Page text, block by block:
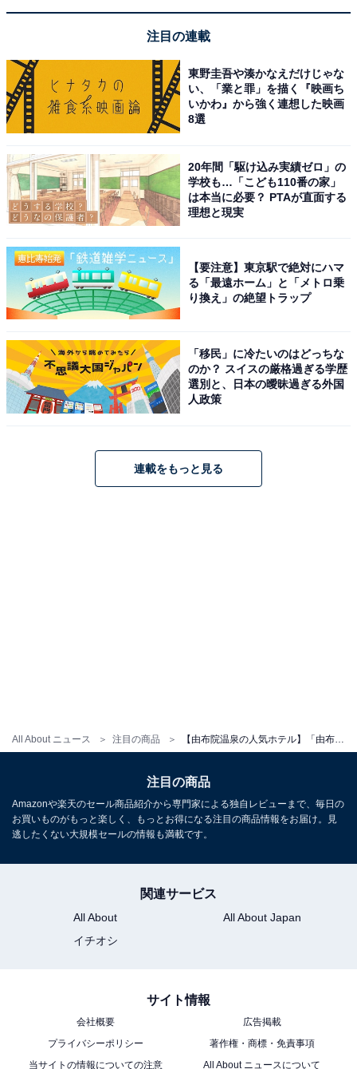
All About ニュース 注目の商品
スタッフのホスピタリティあふれる接客が高く評価
されています
アクセス・料金・宿泊情報は？
チェックイン：15:00〜20:00
チェックアウト：10:00
※プランにより時間が異なる可能性があります
※掲載されている情報は記事公開時のものです。あらか
じめご了承ください。
また、記事中の宿泊プランを予約すると、売上の一部が
オールアバウトに還元されることがあります。
こちらもおすすめ
流しの名湯に癒やされる温泉宿
注目の連載
東野圭吾や湊かなえだけじゃな
い、「業と罪」を描く『映画ち
いかわ』から強く連想した映画
8選
20年間「駆け込み実績ゼロ」の
学校も…「こども110番の家」
は本当に必要？ PTAが直面する
理想と現実
【要注意】東京駅で絶対にハマ
る「最遠ホーム」と「メトロ乗
り換え」の絶望トラップ
「移民」に冷たいのはどっちな
のか？ スイスの厳格過ぎる学歴
選別と、日本の曖昧過ぎる外国
人政策
連載をもっと見る
注目の商品
Amazonや楽天のセール商品紹介から専門家による独自レビューまで、毎日の
お買いものがもっと楽しく、もっとお得になる注目の商品情報をお届け。見
逃したくない大規模セールの情報も満載です。
関連サービス
All About
All About Japan
イチオシ
サイト情報
会社概要
広告掲載
プライバシーポリシー
著作権・商標・免責事項
当サイトの情報についての注意
All About ニュースについて